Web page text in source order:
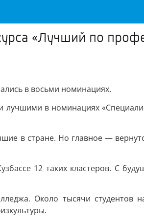
«Лучший по
в восьми номинациях.
в номинациях
в стране. Но главное —
12 таких кластеров. С
Около тысячи студентов